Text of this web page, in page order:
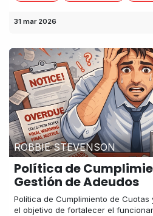
31 mar 2026
ROBBIE STEVENSON
Política de
Gestión de Adeudos
Política de Cumplimiento de
el objetivo de fortalecer el